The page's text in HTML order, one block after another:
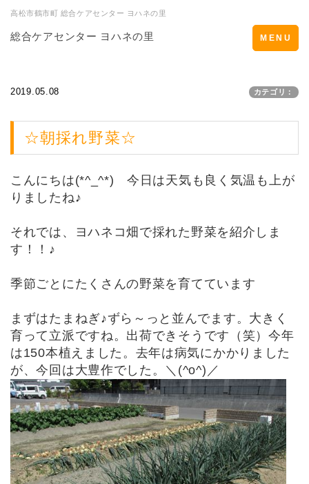
高松市鶴市町 総合ケアセンター ヨハネの里
総合ケアセンター ヨハネの里
Toggle
navigation
MENU
2019.05.08 カテゴリ：
☆朝採れ野菜☆
こんにちは(*^_^*) 今日は天気も良く気温も上が
りましたね♪
それでは、ヨハネコ畑で採れた野菜を紹介しま
す！！♪
季節ごとにたくさんの野菜を育てています
まずはたまねぎ♪ずら～っと並んでます。大きく
育って立派ですね。出荷できそうです（笑）今年
は150本植えました。去年は病気にかかりました
が、今回は大豊作でした。＼(^o^)／